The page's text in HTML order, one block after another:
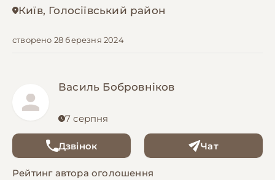
Київ, Голосіївський район
створено 28 березня 2024
Василь Бобровніков
7 серпня
Дзвінок Чат
Рейтинг автора оголошення